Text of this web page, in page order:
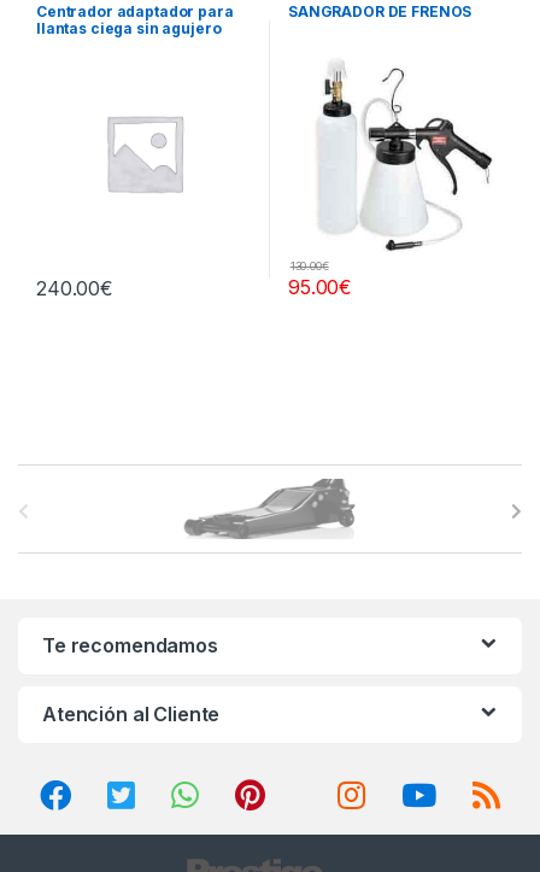
Centrador adaptador para
llantas ciega sin agujero
240.00€
SANGRADOR DE FRENOS
95.00€
130.00€
Te recomendamos
Atención al Cliente